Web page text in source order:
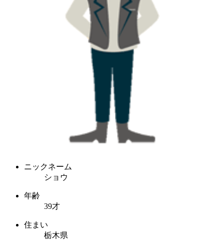
ニックネーム
ショウ
年齢
39才
住まい
栃木県